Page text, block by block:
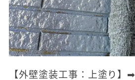
【外壁塗装工事：上塗り】➡